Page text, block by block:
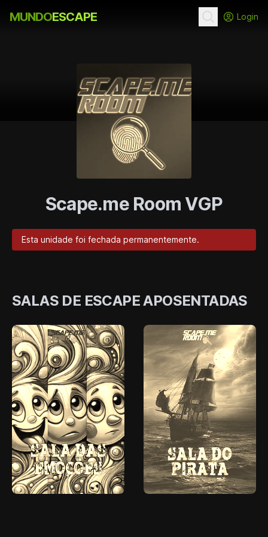
MUNDOESCAPE Login
Scape.me Room VGP
Esta unidade foi fechada permanentemente.
SALAS DE ESCAPE APOSENTADAS